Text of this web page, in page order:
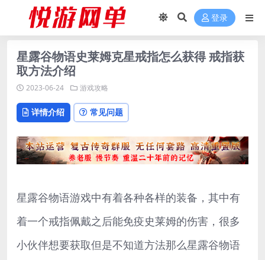
登录
星露谷物语史莱姆克星戒指怎么获得 戒指获
取方法介绍
2023-06-24 游戏攻略
详情介绍 常见问题
星露谷物语游戏中有着各种各样的装备，其中有
着一个戒指佩戴之后能免疫史莱姆的伤害，很多
小伙伴想要获取但是不知道方法那么星露谷物语